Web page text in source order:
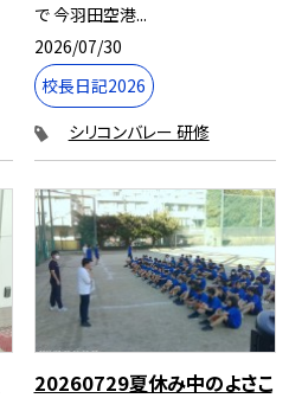
で 今羽田空港...
2026/07/30
校長日記2026
シリコンバレー 研修
20260729夏休み中のよさこ